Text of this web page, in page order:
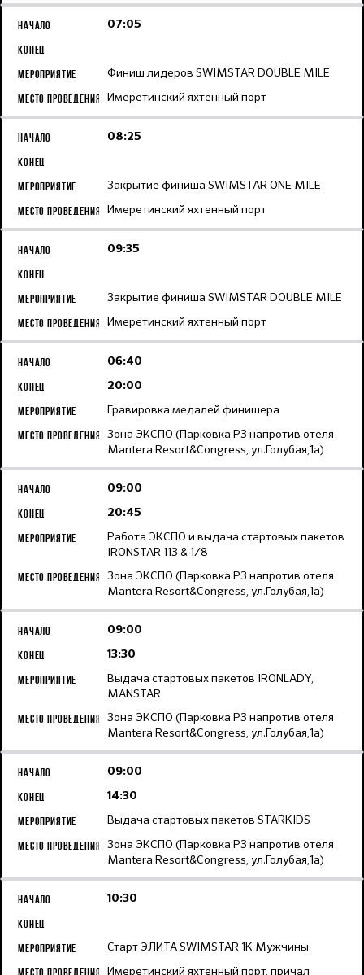
07:05
Финиш лидеров SWIMSTAR DOUBLE MILE
Имеретинский яхтенный порт
08:25
Закрытие финиша SWIMSTAR ONE MILE
Имеретинский яхтенный порт
09:35
Закрытие финиша SWIMSTAR DOUBLE MILE
Имеретинский яхтенный порт
06:40
20:00
Гравировка медалей финишера
Зона ЭКСПО (Парковка Р3 напротив отеля
Mantera Resort&Congress, ул.Голубая,1а)
09:00
20:45
Работа ЭКСПО и выдача стартовых пакетов
IRONSTAR 113 & 1/8
Зона ЭКСПО (Парковка Р3 напротив отеля
Mantera Resort&Congress, ул.Голубая,1а)
09:00
13:30
Выдача стартовых пакетов IRONLADY,
MANSTAR
Зона ЭКСПО (Парковка Р3 напротив отеля
Mantera Resort&Congress, ул.Голубая,1а)
09:00
14:30
Выдача стартовых пакетов STARKIDS
Зона ЭКСПО (Парковка Р3 напротив отеля
Mantera Resort&Congress, ул.Голубая,1а)
10:30
Старт ЭЛИТА SWIMSTAR 1K Мужчины
Имеретинский яхтенный порт, причал